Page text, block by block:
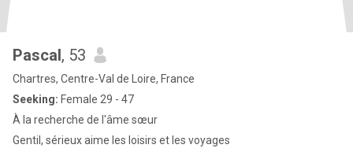
Pascal, 53
Chartres, Centre-Val de Loire, France
Seeking: Female 29 - 47
À la recherche de l'âme sœur
Gentil, sérieux aime les loisirs et les voyages